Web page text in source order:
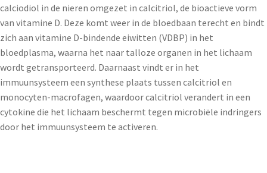
calciodiol in de nieren omgezet in calcitriol, de bioactieve vorm
van vitamine D. Deze komt weer in de bloedbaan terecht en bindt
zich aan vitamine D-bindende eiwitten (VDBP) in het
bloedplasma, waarna het naar talloze organen in het lichaam
wordt getransporteerd. Daarnaast vindt er in het
immuunsysteem een synthese plaats tussen calcitriol en
monocyten-macrofagen, waardoor calcitriol verandert in een
cytokine die het lichaam beschermt tegen microbiële indringers
door het immuunsysteem te activeren.